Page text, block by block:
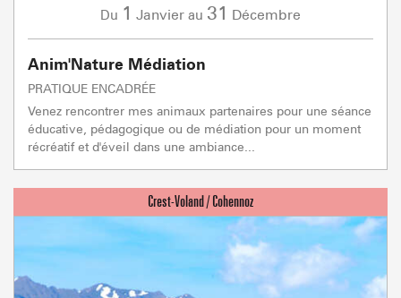
Du 1 Janvier au 31 Décembre
Anim'Nature Médiation
PRATIQUE ENCADRÉE
Venez rencontrer mes animaux partenaires pour une séance
éducative, pédagogique ou de médiation pour un moment
récréatif et d'éveil dans une ambiance...